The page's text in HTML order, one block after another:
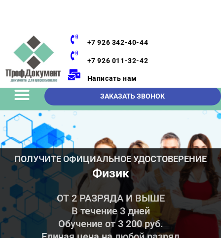
+7 926 342-40-44
+7 926 011-32-42
Написать нам
ЗАКАЗАТЬ ЗВОНОК
ПОЛУЧИТЕ ОФИЦИАЛЬНОЕ УДОСТОВЕРЕНИЕ
Физик
ОТ 2 РАЗРЯДА И ВЫШЕ
В течение 3 дней
Обучение от 3 200 руб.